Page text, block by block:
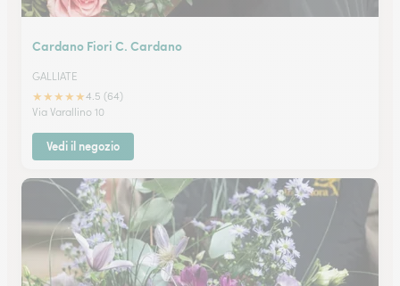
Cardano Fiori C. Cardano
GALLIATE
★★★★★4.5 (64)
Via Varallino 10
Vedi il negozio